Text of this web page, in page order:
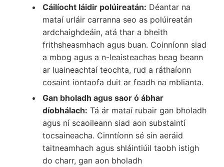
Cáilíocht láidir polúireatán: Déantar na
mataí urláir carranna seo as polúireatán
ardchaighdeáin, atá thar a bheith
frithsheasmhach agus buan. Coinníonn siad
a mbog agus a n-leaisteachas beag beann
ar luaineachtaí teochta, rud a ráthaíonn
cosaint iontaofa duit ar feadh na mblianta.
Gan bholadh agus saor ó ábhar
díobhálach: Tá ár mataí rubair gan bholadh
agus ní scaoileann siad aon substaintí
tocsaineacha. Cinntíonn sé sin aeráid
taitneamhach agus shláintiúil taobh istigh
do charr, gan aon bholadh